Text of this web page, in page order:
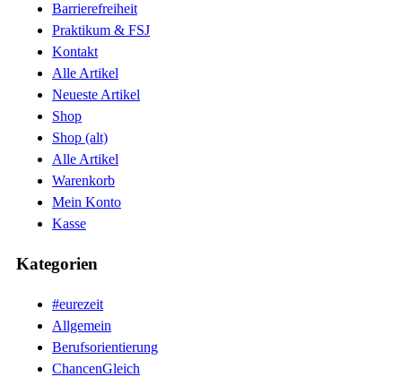
Barrierefreiheit
Praktikum & FSJ
Kontakt
Alle Artikel
Neueste Artikel
Shop
Shop (alt)
Alle Artikel
Warenkorb
Mein Konto
Kasse
Kategorien
#eurezeit
Allgemein
Berufsorientierung
ChancenGleich